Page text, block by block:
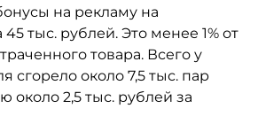
на рекламу на
тыс. рублей. Это менее 1% от
товара. Всего у
сгорело около 7,5 тыс. пар
около 2,5 тыс. рублей за